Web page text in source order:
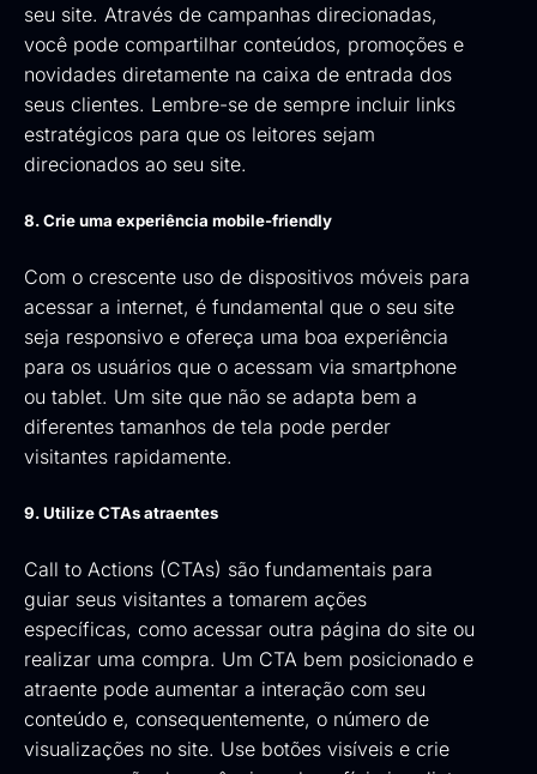
seu site. Através de campanhas direcionadas,
você pode compartilhar conteúdos, promoções e
novidades diretamente na caixa de entrada dos
seus clientes. Lembre-se de sempre incluir links
estratégicos para que os leitores sejam
direcionados ao seu site.
8. Crie uma experiência mobile-friendly
Com o crescente uso de dispositivos móveis para
acessar a internet, é fundamental que o seu site
seja responsivo e ofereça uma boa experiência
para os usuários que o acessam via smartphone
ou tablet. Um site que não se adapta bem a
diferentes tamanhos de tela pode perder
visitantes rapidamente.
9. Utilize CTAs atraentes
Call to Actions (CTAs) são fundamentais para
guiar seus visitantes a tomarem ações
específicas, como acessar outra página do site ou
realizar uma compra. Um CTA bem posicionado e
atraente pode aumentar a interação com seu
conteúdo e, consequentemente, o número de
visualizações no site. Use botões visíveis e crie